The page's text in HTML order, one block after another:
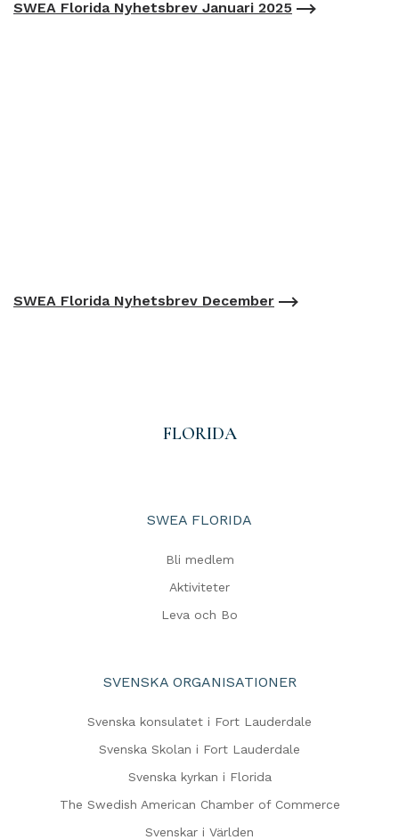
SWEA Florida Nyhetsbrev Januari 2025
SWEA Florida Nyhetsbrev December
FLORIDA
SWEA FLORIDA
Bli medlem
Aktiviteter
Leva och Bo
SVENSKA ORGANISATIONER
Svenska konsulatet i Fort Lauderdale
Svenska Skolan i Fort Lauderdale
Svenska kyrkan i Florida
The Swedish American Chamber of Commerce
Svenskar i Världen